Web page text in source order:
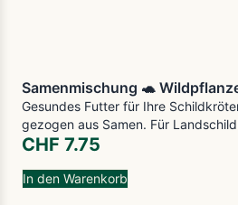
Samenmischung 🐢
Gesundes Futter für Ihre
gezogen aus Samen. Für
CHF 7.75
In den Warenkorb